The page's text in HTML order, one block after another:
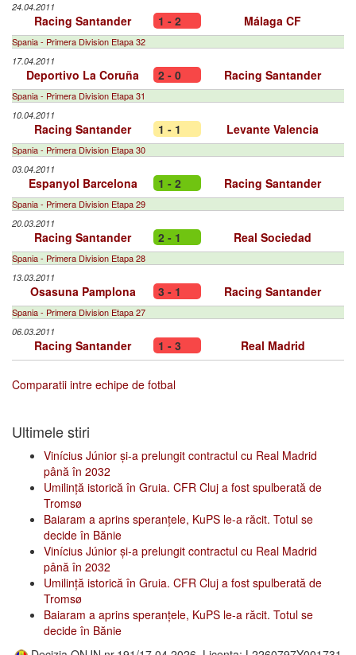
24.04.2011
Racing Santander 1 - 2 Málaga CF
Spania - Primera Division Etapa 32
17.04.2011
Deportivo La Coruña 2 - 0 Racing Santander
Spania - Primera Division Etapa 31
10.04.2011
Racing Santander 1 - 1 Levante Valencia
Spania - Primera Division Etapa 30
03.04.2011
Espanyol Barcelona 1 - 2 Racing Santander
Spania - Primera Division Etapa 29
20.03.2011
Racing Santander 2 - 1 Real Sociedad
Spania - Primera Division Etapa 28
13.03.2011
Osasuna Pamplona 3 - 1 Racing Santander
Spania - Primera Division Etapa 27
06.03.2011
Racing Santander 1 - 3 Real Madrid
Comparatii intre echipe de fotbal
Ultimele stiri
Vinícius Júnior și-a prelungit contractul cu Real Madrid
până în 2032
Umilință istorică în Gruia. CFR Cluj a fost spulberată de
Tromsø
Baiaram a aprins speranțele, KuPS le-a răcit. Totul se
decide în Bănie
Vinícius Júnior și-a prelungit contractul cu Real Madrid
până în 2032
Umilință istorică în Gruia. CFR Cluj a fost spulberată de
Tromsø
Baiaram a aprins speranțele, KuPS le-a răcit. Totul se
decide în Bănie